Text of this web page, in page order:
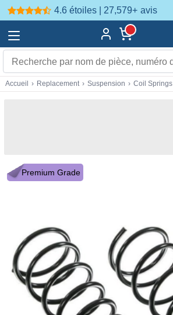
4.6 étoiles | 27,579+ avis
Accueil › Replacement › Suspension › Coil Springs
Premium Grade